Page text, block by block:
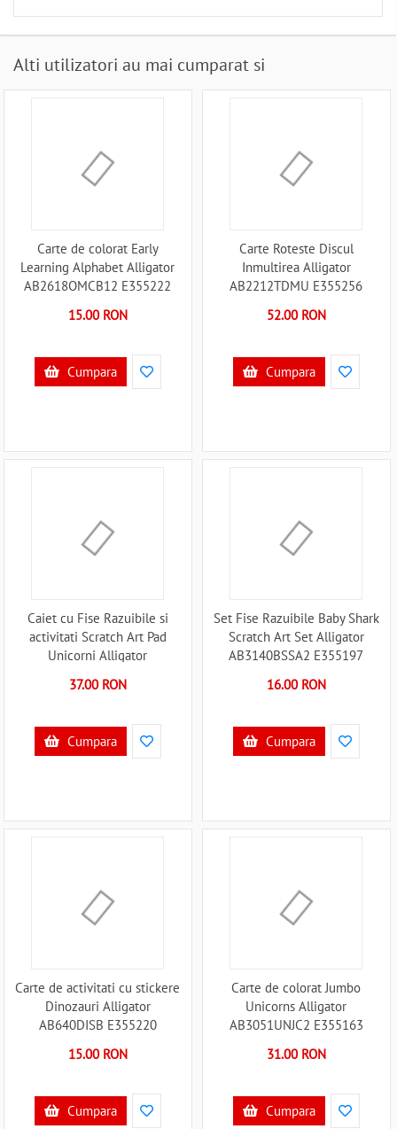
Alti utilizatori au mai cumparat si
Carte de colorat Early
Learning Alphabet Alligator
AB2618OMCB12 E355222
15.00 RON
Cumpara
Carte Roteste Discul
Inmultirea Alligator
AB2212TDMU E355256
52.00 RON
Cumpara
Caiet cu Fise Razuibile si
activitati Scratch Art Pad
Unicorni Alligator
37.00 RON
Cumpara
Set Fise Razuibile Baby Shark
Scratch Art Set Alligator
AB3140BSSA2 E355197
16.00 RON
Cumpara
Carte de activitati cu stickere
Dinozauri Alligator
AB640DISB E355220
15.00 RON
Cumpara
Carte de colorat Jumbo
Unicorns Alligator
AB3051UNJC2 E355163
31.00 RON
Cumpara